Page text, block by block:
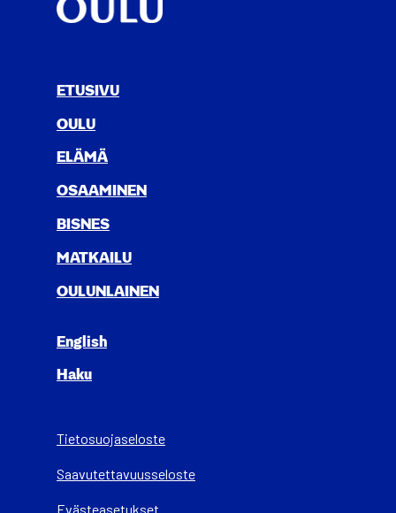
ETUSIVU
OULU
ELÄ­MÄ
OSAA­MI­NEN
BIS­NES
MAT­KAI­LU
OULUN­LAI­NEN
English
Haku
Tietosuojaseloste
Saa­vu­tet­ta­vuus­se­los­te
Evästeasetukset